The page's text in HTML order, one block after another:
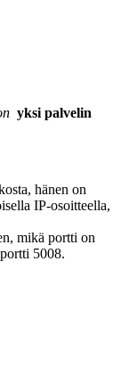
yksi palvelin
hänen on
IP-osoitteella,
mikä portti on
5008.